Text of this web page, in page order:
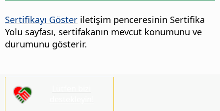
Sertifikayı Göster iletişim penceresinin Sertifika
Yolu sayfası, sertifakanın mevcut konumunu ve
durumunu gösterir.